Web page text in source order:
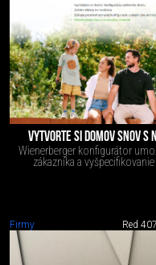
VYTVORTE SI DOMOV SNOV S
Wienerberger konfigurátor
zákazníka a
Firmy Red 4